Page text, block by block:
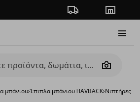
Πορεία παραγγελίας
Camera
μπάνιου›Έπιπλα μπάνιου HAVBACK›Νιπτήρες